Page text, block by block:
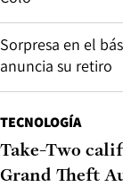
Sorpresa en el
anuncia su retiro
TECNOLOGÍA
Take-Two
Grand Theft